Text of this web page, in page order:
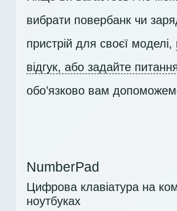
вибрати повербанк чи
пристрій для своєї моделі,
відгук, або задайте
обо’язково вам
NumberPad
Цифрова клавіатура на
ноутбуках